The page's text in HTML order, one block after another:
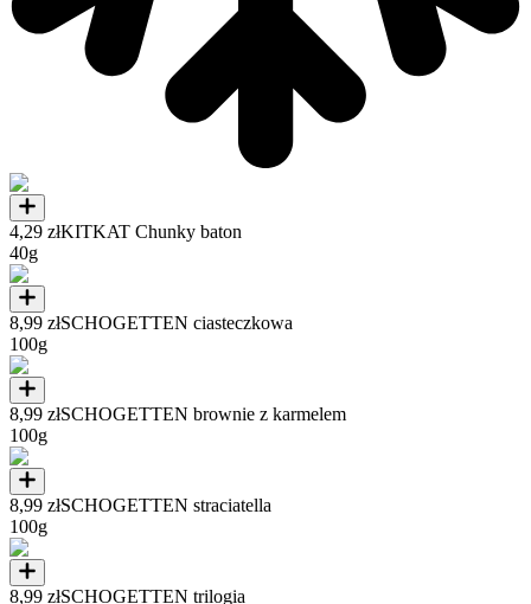
4,29 złKITKAT Chunky baton
40g
8,99 złSCHOGETTEN ciasteczkowa
100g
8,99 złSCHOGETTEN brownie z karmelem
100g
8,99 złSCHOGETTEN straciatella
100g
8,99 złSCHOGETTEN trilogia